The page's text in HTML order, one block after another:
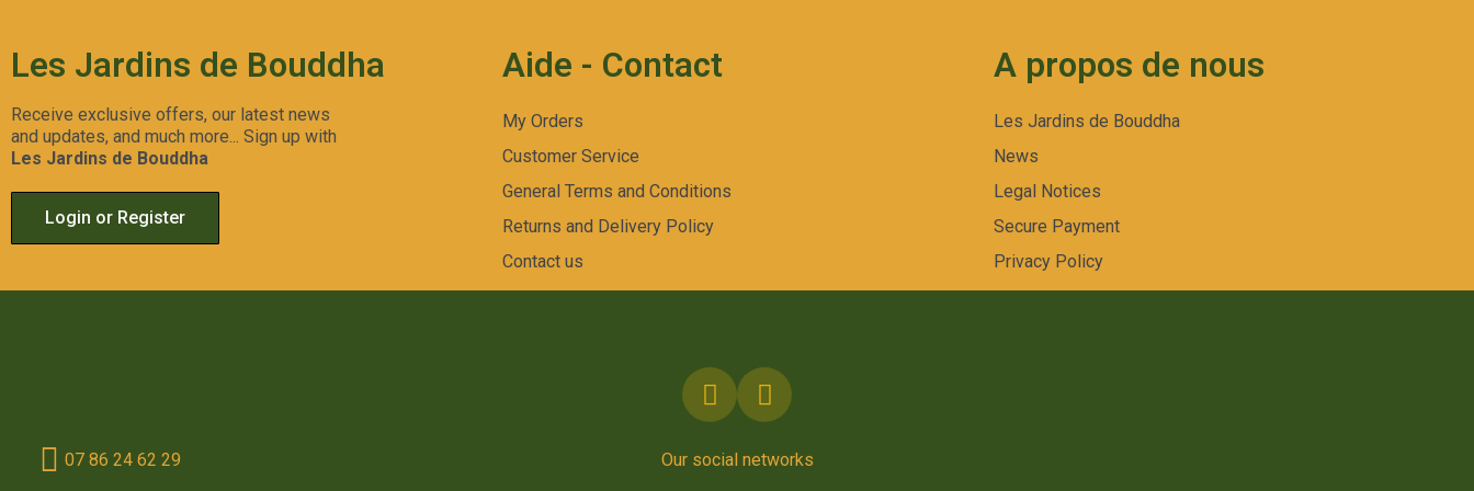
Les Jardins de Bouddha
Receive exclusive offers, our latest news
and updates, and much more... Sign up with
Les Jardins de Bouddha
Login or Register
Aide - Contact
My Orders
Customer Service
General Terms and Conditions
Returns and Delivery Policy
Contact us
A propos de nous
Les Jardins de Bouddha
News
Legal Notices
Secure Payment
Privacy Policy
Our social networks
07 86 24 62 29